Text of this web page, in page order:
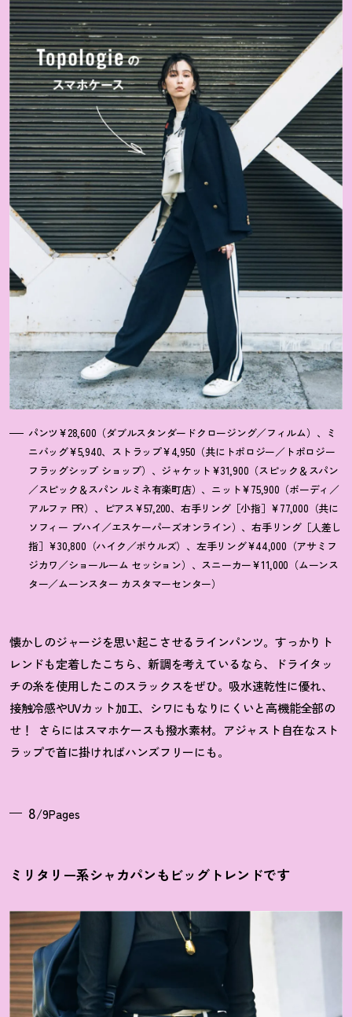
パンツ¥28,600（ダブルスタンダードクロージング／フィルム）、ミ
ニバッグ¥5,940、ストラップ¥4,950（共にトポロジー／トポロジー
フラッグシップ ショップ）、ジャケット¥31,900（スピック＆スパン
／スピック＆スパン ルミネ有楽町店）、ニット¥75,900（ボーディ／
アルファ PR）、ピアス¥57,200、右手リング［小指］¥77,000（共に
ソフィー ブハイ／エスケーパーズオンライン）、右手リング［人差し
指］¥30,800（ハイク／ボウルズ）、左手リング¥44,000（アサミフ
ジカワ／ショールーム セッション）、スニーカー¥11,000（ムーンス
ター／ムーンスター カスタマーセンター）
懐かしのジャージを思い起こさせるラインパンツ。すっかりト
レンドも定着したこちら、新調を考えているなら、ドライタッ
チの糸を使用したこのスラックスをぜひ。吸水速乾性に優れ、
接触冷感やUVカット加工、シワにもなりにくいと高機能全部の
せ！
さらにはスマホケースも撥水素材。アジャスト自在なスト
ラップで首に掛ければハンズフリーにも。
8/9Pages
ミリタリー系シャカパンもビッグトレンドです